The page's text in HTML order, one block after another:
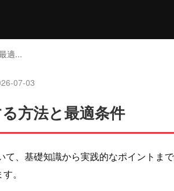
適...
07-03
方法と最適条件
て、基礎知識から実践的なポイントま
す。